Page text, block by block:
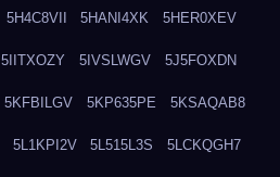
5H4C8VII 5HANI4XK 5HER0XEV
5IITXOZY 5IVSLWGV 5J5FOXDN
5KFBILGV 5KP635PE 5KSAQAB8
5L1KPI2V 5L515L3S 5LCKQGH7